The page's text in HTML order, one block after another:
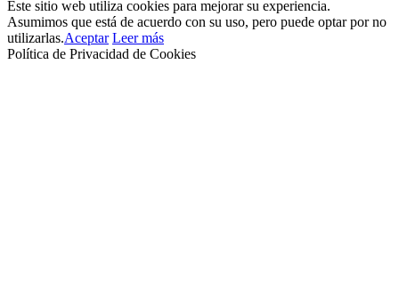
Este sitio web utiliza cookies para mejorar su experiencia.
Asumimos que está de acuerdo con su uso, pero puede optar por no
utilizarlas.Aceptar Leer más
Política de Privacidad de Cookies